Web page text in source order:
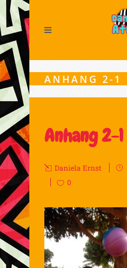
ANHANG 2-1
Anhang 2-1
Daniela Ernst
0